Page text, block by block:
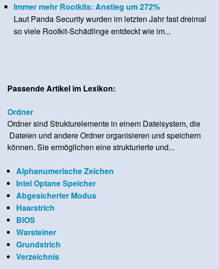
Immer mehr Rootkits: Anstieg um 272%
Laut Panda Security wurden im letzten Jahr fast dreimal
so viele Rootkit-Schädlinge entdeckt wie im...
Passende Artikel im Lexikon:
Ordner
Ordner sind Strukturelemente in einem Dateisystem, die
Dateien und andere Ordner organisieren und speichern
können. Sie ermöglichen eine strukturierte und...
Alphanumerische Zeichen
Intel Optane Speicher
Abgesicherter Modus
Haarstrich
BIOS
Warsteiner
Grundstrich
Verzeichnis